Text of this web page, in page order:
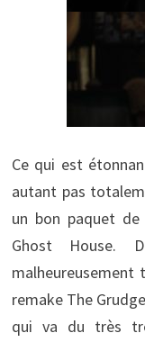
Ce qui est
autant pas
un bon paquet
Ghost
malheureusement
remake The
qui va du très